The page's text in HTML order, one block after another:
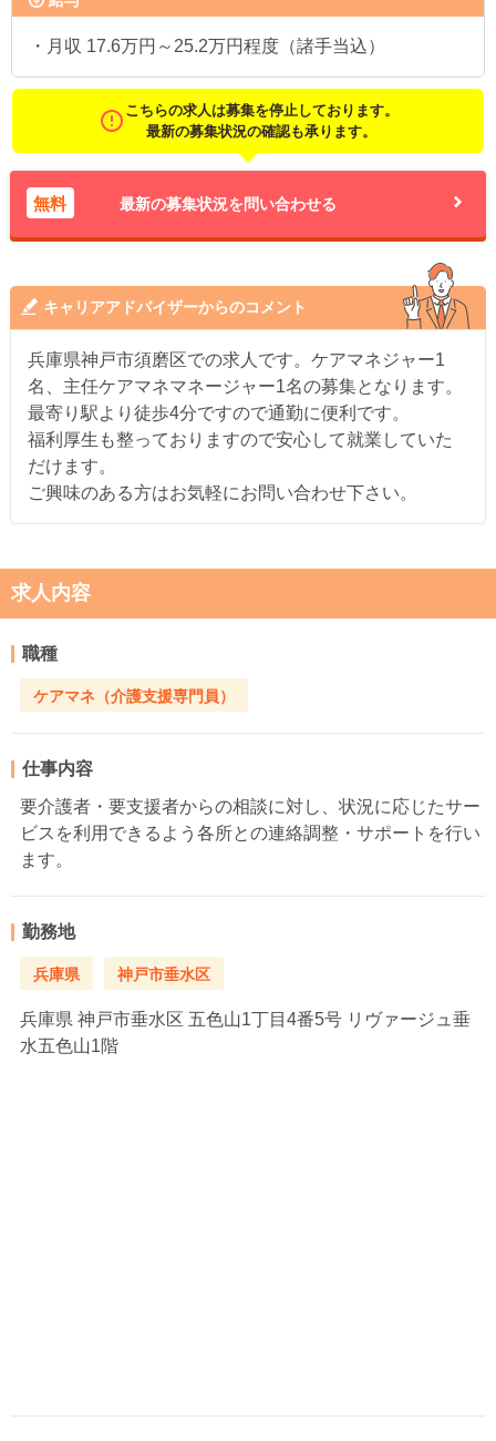
・月収 17.6万円～25.2万円程度（諸手当込）
こちらの求人は募集を停止しております。
最新の募集状況の確認も承ります。
無料 最新の募集状況を問い合わせる
キャリアアドバイザーからのコメント
兵庫県神戸市須磨区での求人です。ケアマネジャー1
名、主任ケアマネマネージャー1名の募集となります。
最寄り駅より徒歩4分ですので通勤に便利です。
福利厚生も整っておりますので安心して就業していた
だけます。
ご興味のある方はお気軽にお問い合わせ下さい。
求人内容
職種
ケアマネ（介護支援専門員）
仕事内容
要介護者・要支援者からの相談に対し、状況に応じたサー
ビスを利用できるよう各所との連絡調整・サポートを行い
ます。
勤務地
兵庫県 神戸市垂水区
兵庫県 神戸市垂水区 五色山1丁目4番5号 リヴァージュ垂
水五色山1階